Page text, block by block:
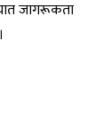
जागरूकता